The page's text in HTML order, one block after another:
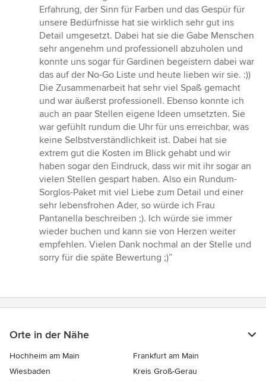
Erfahrung, der Sinn für Farben und das Gespür für
unsere Bedürfnisse hat sie wirklich sehr gut ins
Detail umgesetzt. Dabei hat sie die Gabe Menschen
sehr angenehm und professionell abzuholen und
konnte uns sogar für Gardinen begeistern dabei war
das auf der No-Go Liste und heute lieben wir sie. :))
Die Zusammenarbeit hat sehr viel Spaß gemacht
und war äußerst professionell. Ebenso konnte ich
auch an paar Stellen eigene Ideen umsetzten. Sie
war gefühlt rundum die Uhr für uns erreichbar, was
keine Selbstverständlichkeit ist. Dabei hat sie
extrem gut die Kosten im Blick gehabt und wir
haben sogar den Eindruck, dass wir mit ihr sogar an
vielen Stellen gespart haben. Also ein Rundum-
Sorglos-Paket mit viel Liebe zum Detail und einer
sehr lebensfrohen Ader, so würde ich Frau
Pantanella beschreiben ;). Ich würde sie immer
wieder buchen und kann sie von Herzen weiter
empfehlen. Vielen Dank nochmal an der Stelle und
sorry für die späte Bewertung ;)”
Orte in der Nähe
Hochheim am Main
Frankfurt am Main
Wiesbaden
Kreis Groß-Gerau